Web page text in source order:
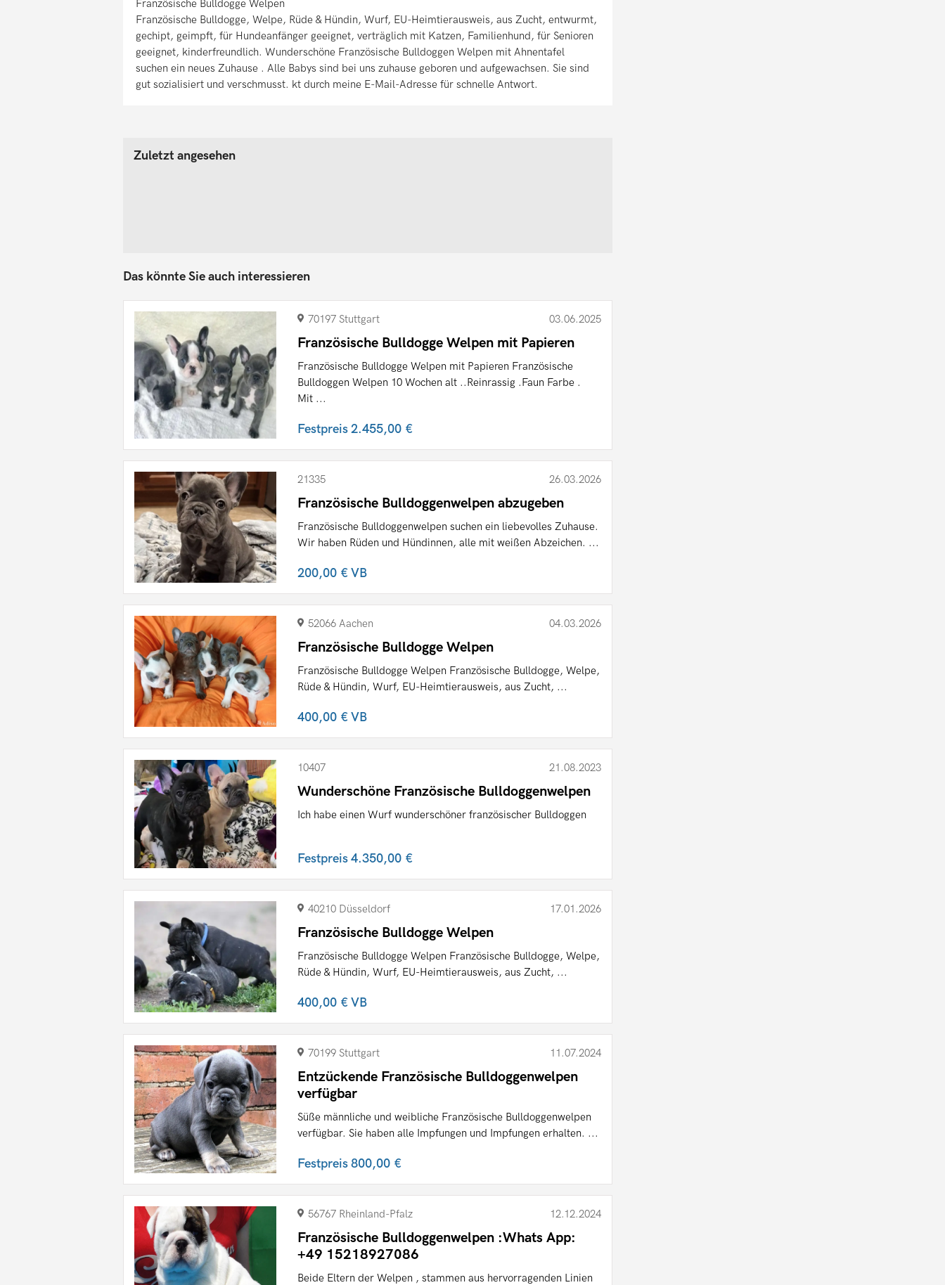
Französische Bulldogge Welpen
Französische Bulldogge, Welpe, Rüde & Hündin, Wurf, EU-Heimtierausweis, aus Zucht, entwurmt,
gechipt, geimpft, für Hundeanfänger geeignet, verträglich mit Katzen, Familienhund, für Senioren
geeignet, kinderfreundlich. Wunderschöne Französische Bulldoggen Welpen mit Ahnentafel
suchen ein neues Zuhause . Alle Babys sind bei uns zuhause geboren und aufgewachsen. Sie sind
gut sozialisiert und verschmusst. kt durch meine E-Mail-Adresse für schnelle Antwort.
Zuletzt angesehen
Das könnte Sie auch interessieren
70197 Stuttgart 03.06.2025
Französische Bulldogge Welpen mit Papieren
Französische Bulldogge Welpen mit Papieren Französische
Bulldoggen Welpen 10 Wochen alt ..Reinrassig .Faun Farbe .
Mit ...
Festpreis2.455,00 €
21335 26.03.2026
Französische Bulldoggenwelpen abzugeben
Französische Bulldoggenwelpen suchen ein liebevolles Zuhause.
Wir haben Rüden und Hündinnen, alle mit weißen Abzeichen. ...
200,00 €VB
52066 Aachen 04.03.2026
Französische Bulldogge Welpen
Französische Bulldogge Welpen Französische Bulldogge, Welpe,
Rüde & Hündin, Wurf, EU-Heimtierausweis, aus Zucht, ...
400,00 €VB
10407 21.08.2023
Wunderschöne Französische Bulldoggenwelpen
Ich habe einen Wurf wunderschöner französischer Bulldoggen
Festpreis4.350,00 €
40210 Düsseldorf 17.01.2026
Französische Bulldogge Welpen
Französische Bulldogge Welpen Französische Bulldogge, Welpe,
Rüde & Hündin, Wurf, EU-Heimtierausweis, aus Zucht, ...
400,00 €VB
70199 Stuttgart 11.07.2024
Entzückende Französische Bulldoggenwelpen
verfügbar
Süße männliche und weibliche Französische Bulldoggenwelpen
verfügbar. Sie haben alle Impfungen und Impfungen erhalten. ...
Festpreis800,00 €
56767 Rheinland-Pfalz 12.12.2024
Französische Bulldoggenwelpen :Whats App:
+49 15218927086
Beide Eltern der Welpen , stammen aus hervorragenden Linien